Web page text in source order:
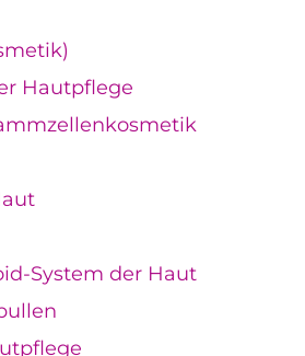
Hautpflege
System der Haut